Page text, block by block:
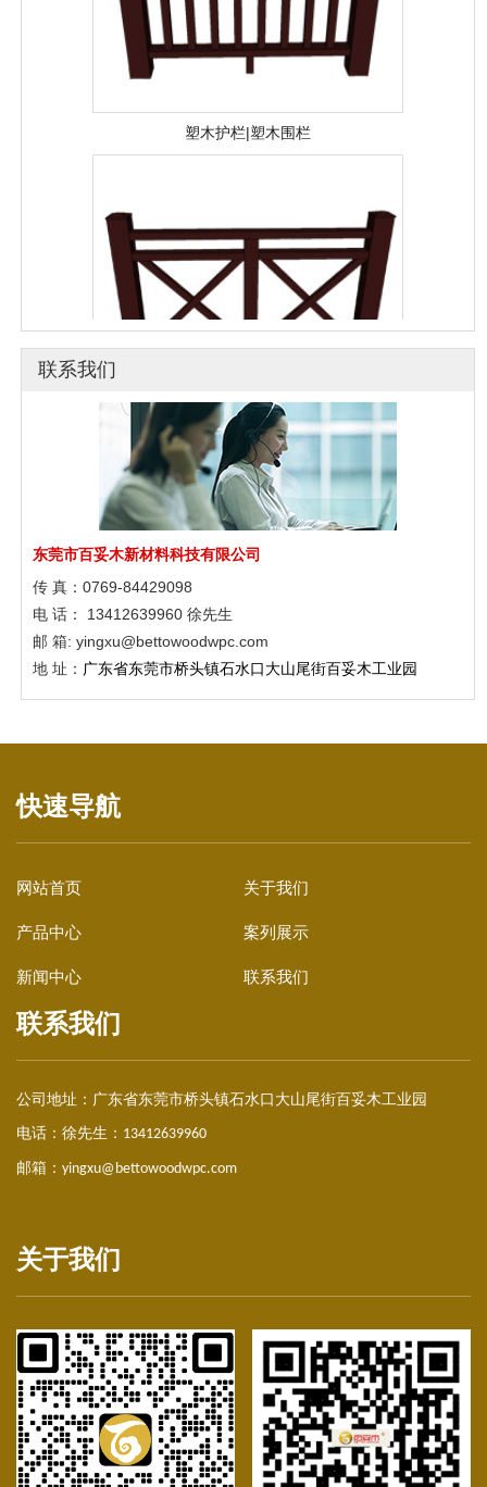
塑木护栏|塑木围栏
塑木护栏|塑木栏杆
塑木格栅|户外塑木
塑木护栏|塑木围栏
联系我们
东莞市百妥木新材料科技有限公司
传 真：0769-84429098
电 话： 13412639960 徐先生
邮 箱: yingxu@bettowoodwpc.com
地 址： 广东省东莞市桥头镇石水口大山尾街百妥木工业园
快速导航
网站首页 关于我们
产品中心 案列展示
新闻中心 联系我们
联系我们
公司地址： 广东省东莞市桥头镇石水口大山尾街百妥木工业园
电话：徐先生： 13412639960
邮箱： yingxu@bettowoodwpc.com
关于我们